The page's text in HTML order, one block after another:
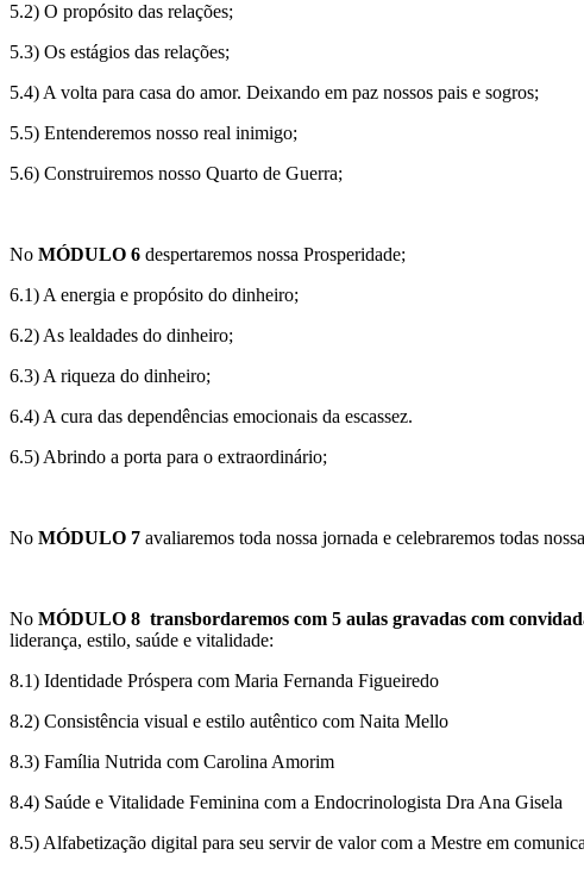
5.2) O propósito das relações;
5.3) Os estágios das relações;
5.4) A volta para casa do amor. Deixando em paz nossos pais e sogros;
5.5) Entenderemos nosso real inimigo;
5.6) Construiremos nosso Quarto de Guerra;
No MÓDULO 6 despertaremos nossa Prosperidade;
6.1) A energia e propósito do dinheiro;
6.2) As lealdades do dinheiro;
6.3) A riqueza do dinheiro;
6.4) A cura das dependências emocionais da escassez.
6.5) Abrindo a porta para o extraordinário;
No MÓDULO 7 avaliaremos toda nossa jornada e celebraremos todas
No MÓDULO 8 transbordaremos com 5 aulas gravadas com
liderança, estilo, saúde e vitalidade:
8.1) Identidade Próspera com Maria Fernanda Figueiredo
8.2) Consistência visual e estilo autêntico com Naita Mello
8.3) Família Nutrida com Carolina Amorim
8.4) Saúde e Vitalidade Feminina com a Endocrinologista Dra Ana Gisela
8.5) Alfabetização digital para seu servir de valor com a Mestre em